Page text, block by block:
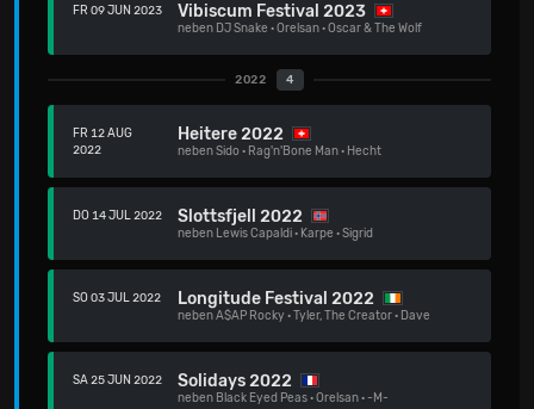
FR 09 JUN 2023 Vibiscum Festival 2023
neben DJ Snake ·Orelsan·Oscar & The Wolf
2022 4
FR 12 AUG
2022
Heitere 2022
nebenSido · Rag'n'Bone Man· Hecht
DO 14 JUL 2022 Slottsfjell 2022
neben Lewis Capaldi· Karpe ·Sigrid
SO 03 JUL 2022 Longitude Festival 2022
nebenA$AP Rocky ·Tyler, The Creator· Dave
SA 25 JUN 2022 Solidays 2022
neben Black Eyed Peas·Orelsan·-M-